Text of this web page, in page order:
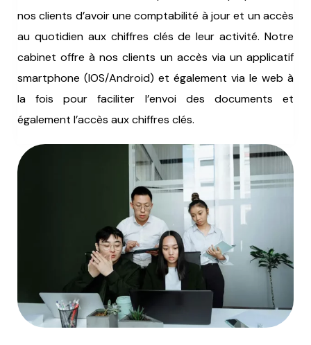
nos clients d’avoir une comptabilité à jour et un accès
au quotidien aux chiffres clés de leur activité. Notre
cabinet offre à nos clients un accès via un applicatif
smartphone (IOS/Android) et également via le web à
la fois pour faciliter l’envoi des documents et
également l’accès aux chiffres clés.